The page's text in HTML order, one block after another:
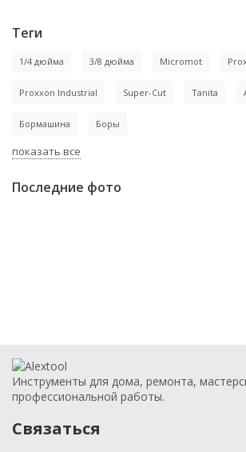
Теги
1/4 дюйма 3/8 дюйма Micromot
Proxxon Industrial Super-Cut Tanita
Бормашина Боры
показать все
Последние фото
Инструменты для дома, ремонта,
профессиональной работы.
Связаться